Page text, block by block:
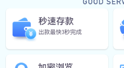
CIP清洗